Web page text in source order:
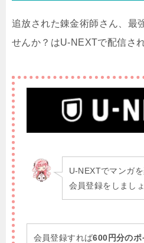
追放された錬金術師さん、最
せんか？はU-NEXTで配信さ
U-NEXTでマンガ
会員登録をしましょ
会員登録すれば600円分のポ